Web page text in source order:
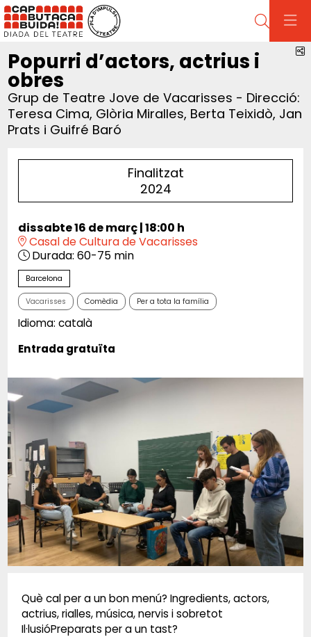
Cerca
Popurri d’actors, actrius i
obres
Grup de Teatre Jove de Vacarisses - Direcció:
Teresa Cima, Glòria Miralles, Berta Teixidò, Jan
Prats i Guifré Baró
Finalitzat
2024
dissabte 16 de març|18:00 h
Casal de Cultura de Vacarisses
Durada: 60-75 min
Barcelona
Vacarisses Comèdia Per a tota la família
Idioma: català
Entrada gratuïta
Què cal per a un bon menú? Ingredients, actors,
actrius, rialles, música, nervis i sobretot
Il·lusióPreparats per a un tast?